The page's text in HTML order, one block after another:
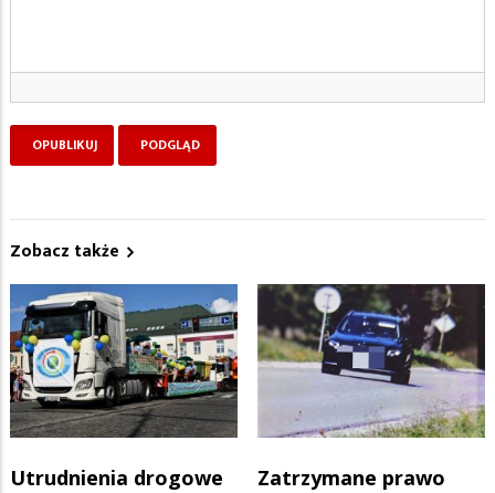
Zobacz także
Utrudnienia drogowe Zatrzymane prawo